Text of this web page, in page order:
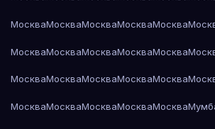
МоскваМоскваМоскваМоскваМосква
МоскваМоскваМоскваМоскваМосква
МоскваМоскваМоскваМоскваМосква
МоскваМоскваМоскваМоскваМосква